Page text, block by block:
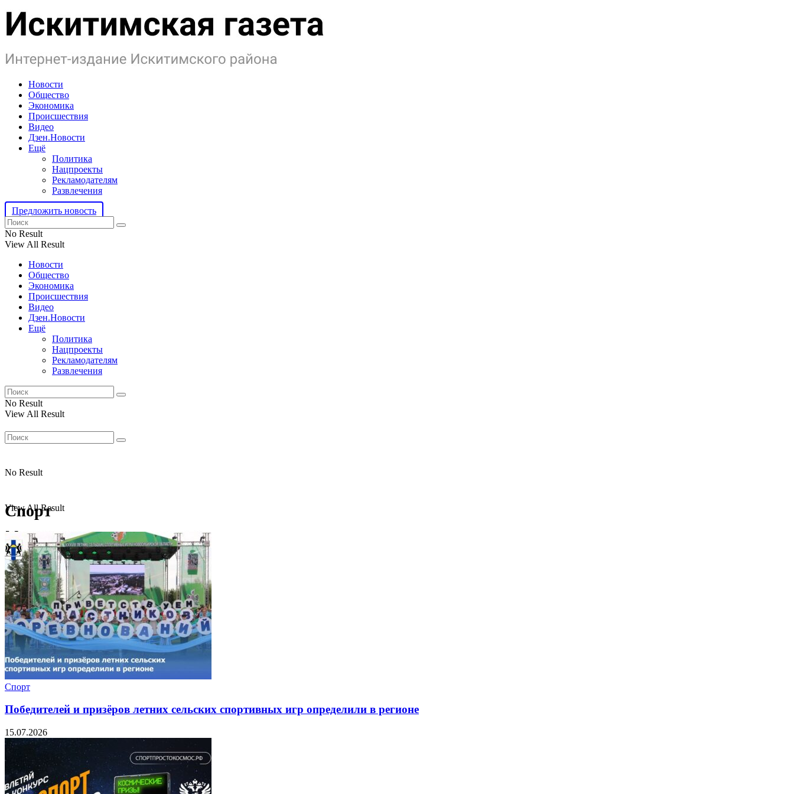
Новости
Общество
Экономика
Происшествия
Видео
Дзен.Новости
Ещё
Политика
Нацпроекты
Рекламодателям
Развлечения
Предложить новость
No Result
View All Result
Новости
Общество
Экономика
Происшествия
Видео
Дзен.Новости
Ещё
Политика
Нацпроекты
Рекламодателям
Развлечения
No Result
View All Result
No Result
View All Result
Спорт
Спорт
Победителей и призёров летних сельских спортивных игр определили в регионе
15.07.2026